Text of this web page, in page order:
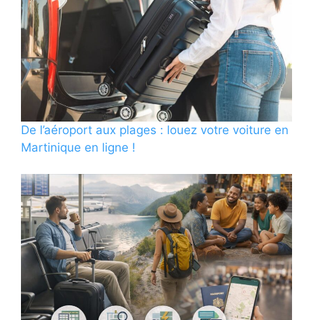
De l’aéroport aux plages : louez votre voiture en
Martinique en ligne !